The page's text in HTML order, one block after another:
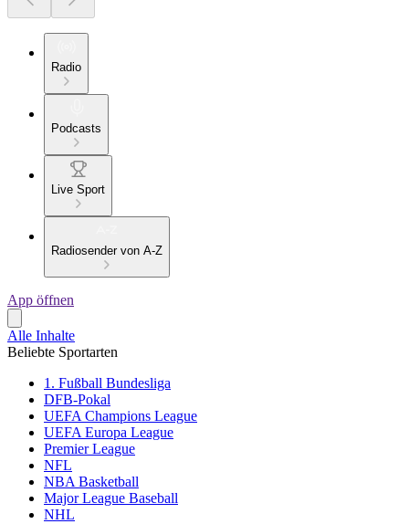
Radio
Podcasts
Live Sport
Radiosender von A-Z
App öffnen
Alle Inhalte
Beliebte Sportarten
1. Fußball Bundesliga
DFB-Pokal
UEFA Champions League
UEFA Europa League
Premier League
NFL
NBA Basketball
Major League Baseball
NHL